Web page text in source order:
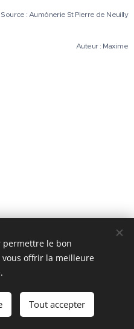
Source : Aumônerie St Pierre de Neuilly
Auteur : Maxime
par
Cookies
permettre le bon
offrir la meilleure
Tout accepter